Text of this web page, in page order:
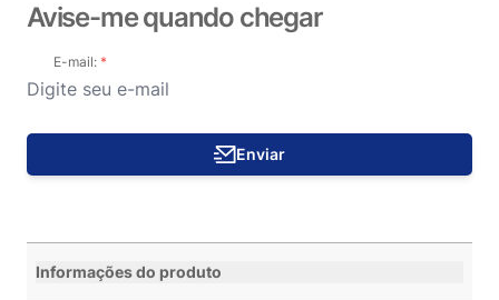
Avise-me quando chegar
E-mail:
Enviar
Informações do produto